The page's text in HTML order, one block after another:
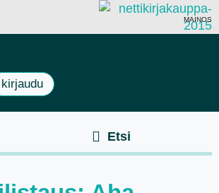
MAINOS
kirjaudu